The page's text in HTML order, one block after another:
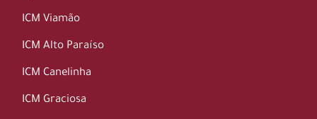
ICM Viamão
ICM Alto Paraíso
ICM Canelinha
ICM Graciosa